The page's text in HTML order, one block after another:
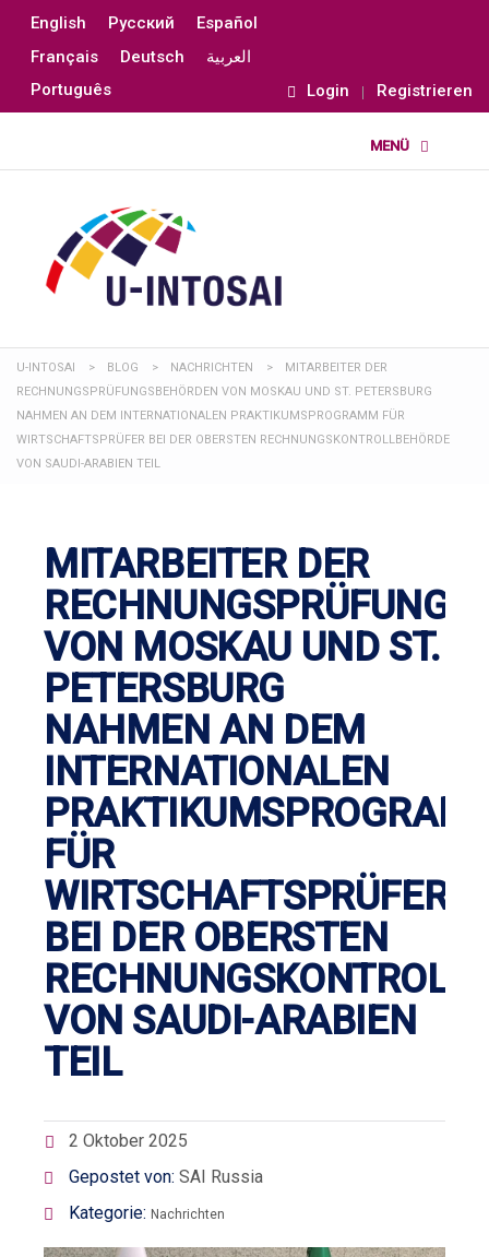
English Русский
Español
Français
Deutsch
العربية
Português
Login Registrieren
U-INTOSAI > BLOG > NACHRICHTEN >
MITARBEITER DER
RECHNUNGSPRÜFUNGSBEHÖRDEN VON MOSKAU UND ST. PETERSBURG
NAHMEN AN DEM INTERNATIONALEN PRAKTIKUMSPROGRAMM FÜR
WIRTSCHAFTSPRÜFER BEI DER OBERSTEN RECHNUNGSKONTROLLBEHÖRDE
VON SAUDI-ARABIEN TEIL
MITARBEITER DER
VON MOSKAU UND ST.
PETERSBURG
NAHMEN AN DEM
INTERNATIONALEN
FÜR
WIRTSCHAFTSPRÜFER
BEI DER OBERSTEN
VON SAUDI-ARABIEN
TEIL
2 Oktober 2025
Gepostet von: SAI Russia
Kategorie: Nachrichten